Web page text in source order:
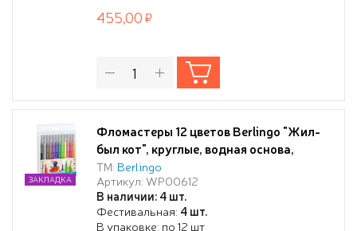
455,00
Фломастеры 12 цветов Berlingo "Жил-
был кот", круглые, водная основа,
смываемые, блистер
ТМ: Berlingo
Артикул: WP00612
В наличии: 4 шт.
Фестивальная: 4 шт.
В упаковке: по 12 шт
ЗАКЛАДКА